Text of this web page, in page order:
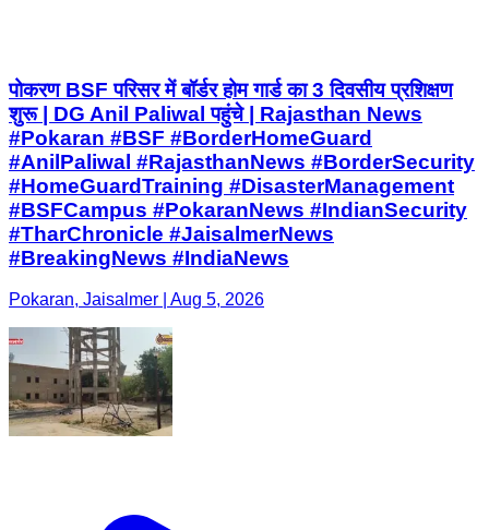
पोकरण BSF परिसर में बॉर्डर होम गार्ड का 3 दिवसीय प्रशिक्षण
शुरू | DG Anil Paliwal पहुंचे | Rajasthan News
#Pokaran #BSF #BorderHomeGuard
#AnilPaliwal #RajasthanNews #BorderSecurity
#HomeGuardTraining #DisasterManagement
#BSFCampus #PokaranNews #IndianSecurity
#TharChronicle #JaisalmerNews
#BreakingNews #IndiaNews
Pokaran, Jaisalmer | Aug 5, 2026